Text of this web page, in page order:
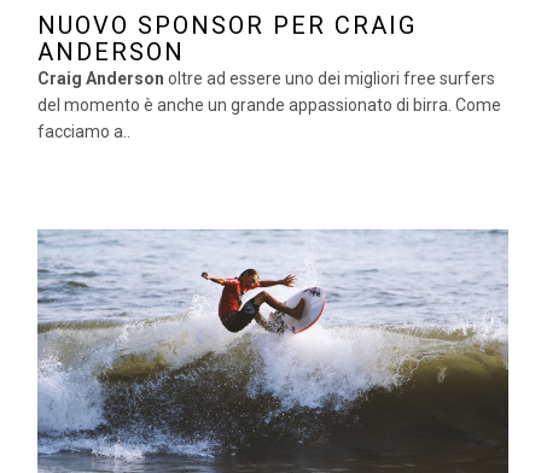
NUOVO SPONSOR PER CRAIG
ANDERSON
Craig Anderson oltre ad essere uno dei migliori free surfers
del momento è anche un grande appassionato di birra. Come
facciamo a..